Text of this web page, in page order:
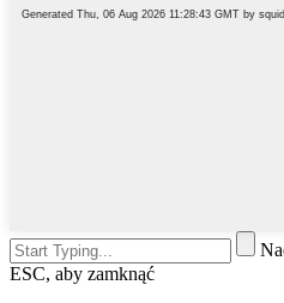
ESC, aby zamknąć